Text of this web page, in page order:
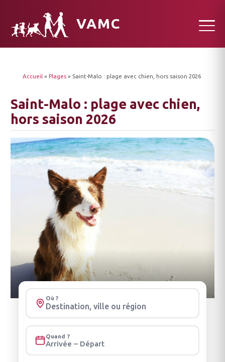
VAMC
Accueil » Plages » Saint-Malo : plage avec chien, hors saison 2026
Saint-Malo : plage avec chien,
hors saison 2026
Où ?
Quand ?
Arrivée – Départ